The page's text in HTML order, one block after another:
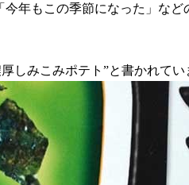
年もこの季節になった」など
みこみポテト”と書かれてい